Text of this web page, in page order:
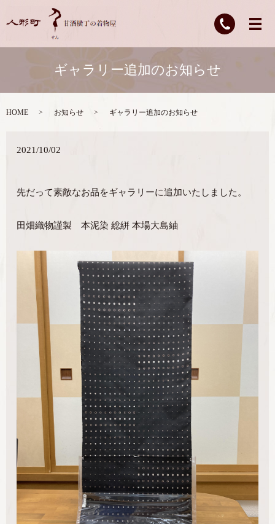
ギャラリー追加のお知らせ
HOME お知らせ ギャラリー追加のお知らせ
2021/10/02
先だって素敵なお品をギャラリーに追加いたしました。
田畑織物謹製 本泥染 総絣 本場大島紬